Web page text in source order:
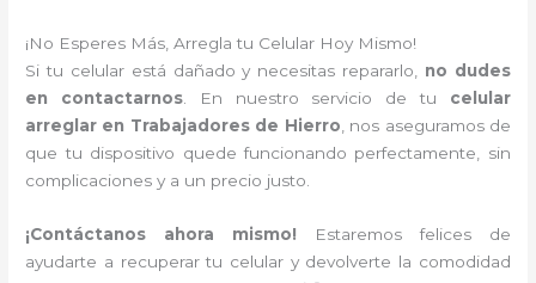
¡No Esperes Más, Arregla tu Celular Hoy Mismo!
Si tu celular está dañado y necesitas repararlo, no dudes
en contactarnos. En nuestro servicio de tu celular
arreglar en Trabajadores de Hierro , nos aseguramos de
que tu dispositivo quede funcionando perfectamente, sin
complicaciones y a un precio justo.
¡Contáctanos ahora mismo! Estaremos felices de
ayudarte a recuperar tu celular y devolverte la comodidad